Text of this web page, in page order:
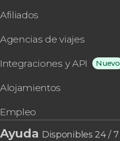
Afiliados
Agencias de viajes
Integraciones y API Nuevo
Alojamientos
Empleo
Ayuda Disponibles 24 / 7